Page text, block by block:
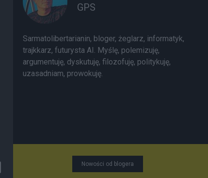
GPS
Sarmatolibertarianin, bloger, żeglarz, informatyk,
trajkkarz, futurysta AI. Myślę, polemizuję,
argumentuję, dyskutuję, filozofuję, politykuję,
uzasadniam, prowokuję.
Nowości od blogera